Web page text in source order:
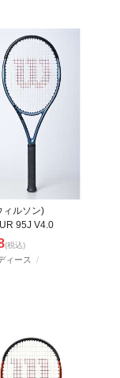
ィース
ィルソン)
95J V4.0
(税込)